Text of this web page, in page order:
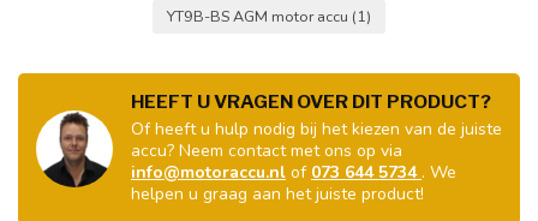
YT9B-BS AGM motor accu (1)
HEEFT U VRAGEN OVER DIT PRODUCT?
Of heeft u hulp nodig bij het kiezen van de juiste
accu? Neem contact met ons op via
info@motoraccu.nl of 073 644 5734 . We
helpen u graag aan het juiste product!